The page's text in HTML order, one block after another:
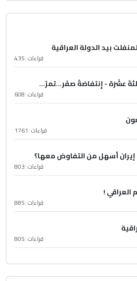
بيد الدولة العراقية
قراءات :435
عشَرَة - إِنتفاضةُ صفَر…تمرّ...
قراءات :608
قراءات :1761
إيران أسهل من التفاوض معها؟
قراءات :803
!
قراءات :885
قراءات :805